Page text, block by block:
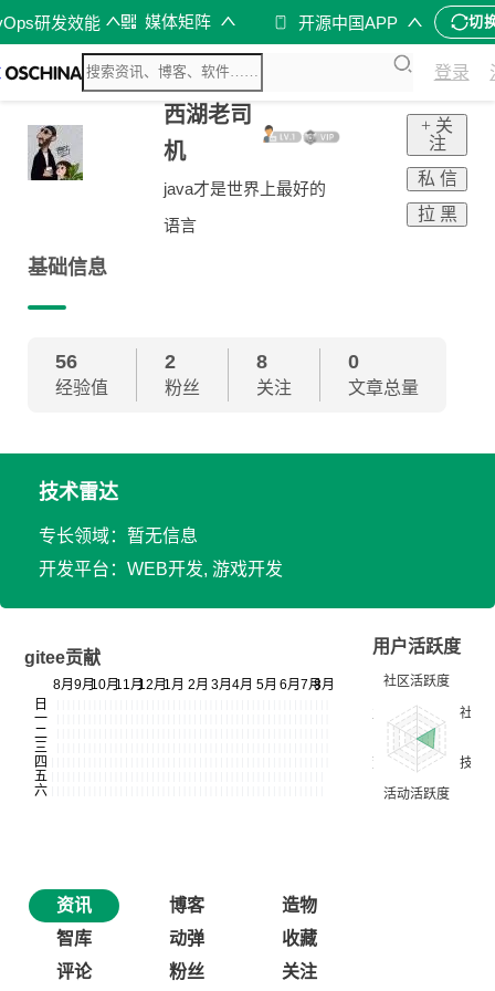
研发效能 媒体矩阵 开源中国APP 切
登录
西湖老司
机
java才是世界上最好的
语言
+ 关
注
私 信
拉 黑
基础信息
56
经验值
2
粉丝
8
关注
0
文章总量
技术雷达
专长领域：暂无信息
开发平台：WEB开发, 游戏开发
gitee贡献
用户活跃度
资讯 博客
造物
智库
动弹
收藏
评论
粉丝 关注